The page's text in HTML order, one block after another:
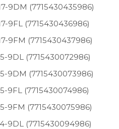
9DM (7715430435986)
9FL (7715430436986)
9FM (7715430437986)
9DL (7715430072986)
9DM (7715430073986)
9FL (7715430074986)
9FM (7715430075986)
9DL (7715430094986)